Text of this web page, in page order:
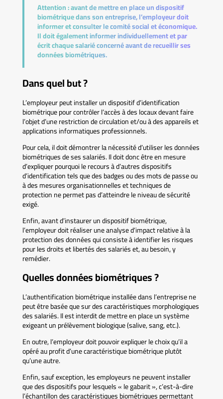
Attention :avant de mettre en place un dispositif
biométrique dans son entreprise, l’employeur doit
informer et consulter le comité social et économique.
Il doit également informer individuellement et par
écrit chaque salarié concerné avant de recueillir ses
données biométriques.
Dans quel but ?
L’employeur peut installer un dispositif d’identification
biométrique pour contrôler l’accès à des locaux devant faire
l’objet d’une restriction de circulation et/ou à des appareils et
applications informatiques professionnels.
Pour cela, il doit démontrer la nécessité d’utiliser les données
biométriques de ses salariés. Il doit donc être en mesure
d’expliquer pourquoi le recours à d’autres dispositifs
d’identification tels que des badges ou des mots de passe ou
à des mesures organisationnelles et techniques de
protection ne permet pas d’atteindre le niveau de sécurité
exigé.
Enfin, avant d’instaurer un dispositif biométrique,
l’employeur doit réaliser une analyse d’impact relative à la
protection des données qui consiste à identifier les risques
pour les droits et libertés des salariés et, au besoin, y
remédier.
Quelles données biométriques ?
L’authentification biométrique installée dans l’entreprise ne
peut être basée que sur des caractéristiques morphologiques
des salariés. Il est interdit de mettre en place un système
exigeant un prélèvement biologique (salive, sang, etc.).
En outre, l’employeur doit pouvoir expliquer le choix qu’il a
opéré au profit d’une caractéristique biométrique plutôt
qu’une autre.
Enfin, sauf exception, les employeurs ne peuvent installer
que des dispositifs pour lesquels « le gabarit », c’est-à-dire
l’échantillon des caractéristiques biométriques permettant